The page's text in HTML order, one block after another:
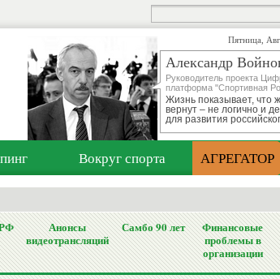
Пятница,
Александр
Руководитель проекта
платформа "Спортивная
Жизнь показывает, что
вернут – не логично и
для развития
Вокруг спорта АГРЕГАТОР
Анонсы
видеотрансляций
Самбо 90 лет
Финансовые
проблемы в
организации